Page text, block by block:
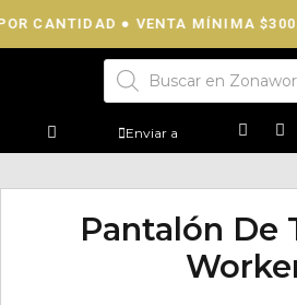
CANTIDAD ● VENTA MÍNIMA
Enviar a
Pantalón De